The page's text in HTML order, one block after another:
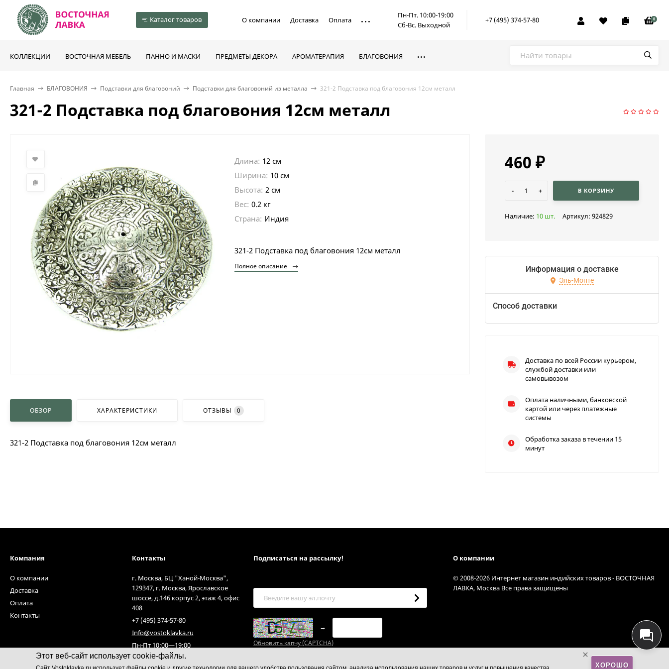
Этот веб-сайт использует cookie-файлы.
ХОРОШО
Каталог товаров О компании Доставка Оплата
Пн-Пт. 10:00-19:00
Сб-Вс. Выходной
+7 (495) 374-57-80 0
КОЛЛЕКЦИИ ВОСТОЧНАЯ МЕБЕЛЬ ПАННО И МАСКИ ПРЕДМЕТЫ ДЕКОРА АРОМАТЕРАПИЯ БЛАГОВОНИЯ
Главная БЛАГОВОНИЯ Подставки для благовоний Подставки для благовоний из металла 321-2 Подставка под благовония 12см металл
321-2 Подставка под благовония 12см металл
Длина: 12 см
Ширина: 10 см
Высота: 2 см
Вес: 0.2 кг
Страна: Индия
321-2 Подставка под благовония 12см металл
Полное описание
ОБЗОР ХАРАКТЕРИСТИКИ ОТЗЫВЫ 0
321-2 Подставка под благовония 12см металл
460 ₽
- + В КОРЗИНУ
Наличие: 10 шт. Артикул: 924829
Информация о доставке
Эль-Монте
Способ доставки
Доставка по всей России курьером,
службой доставки или
самовывозом
Оплата наличными, банковской
картой или через платежные
системы
Обработка заказа в течении 15
минут
Компания
О компании
Доставка
Оплата
Контакты
Контакты
г. Москва, БЦ "Ханой-Москва",
129347, г. Москва, Ярославское
шоссе, д.146 корпус 2, этаж 4, офис
408
+7 (495) 374-57-80
Info@vostoklavka.ru
Пн-Пт 10:00—19:00
Подписаться на рассылкy!
→
Обновить капчу (CAPTCHA)
О компании
© 2008-2026 Интернет магазин индийских товаров - ВОСТОЧНАЯ
ЛАВКА, Москва Все права защищены